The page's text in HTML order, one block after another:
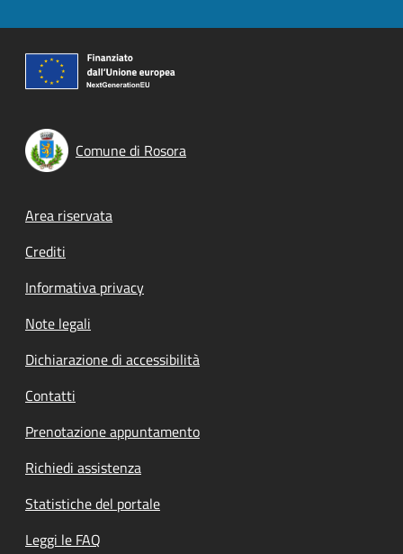
Comune di Rosora
Footer menu
Area riservata
Crediti
Informativa privacy
Note legali
Dichiarazione di accessibilità
Contatti
Prenotazione appuntamento
Richiedi assistenza
Statistiche del portale
Leggi le FAQ